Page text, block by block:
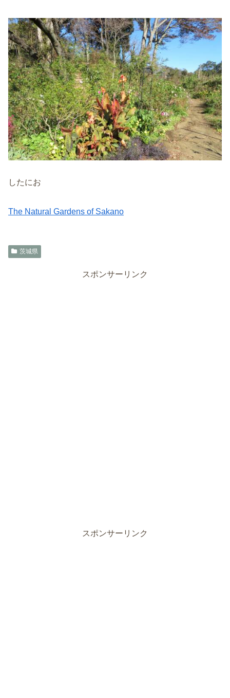
したにお
The Natural Gardens of Sakano
茨城県
スポンサーリンク
スポンサーリンク